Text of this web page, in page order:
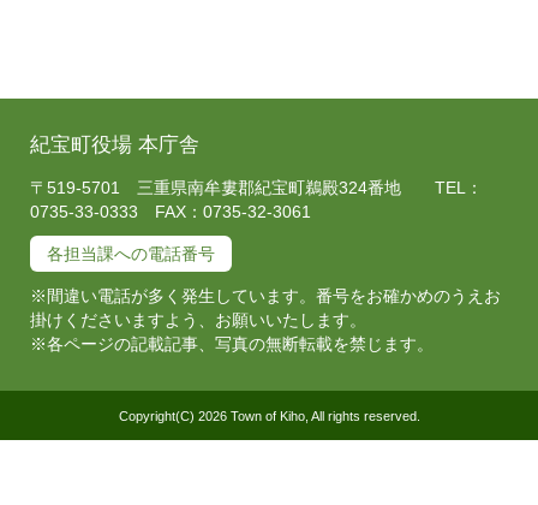
紀宝町役場 本庁舎
〒519-5701 三重県南牟婁郡紀宝町鵜殿324番地 TEL：
0735-33-0333 FAX：0735-32-3061
各担当課への電話番号
※間違い電話が多く発生しています。番号をお確かめのうえお
掛けくださいますよう、お願いいたします。
※各ページの記載記事、写真の無断転載を禁じます。
Copyright(C) 2026 Town of Kiho, All rights reserved.